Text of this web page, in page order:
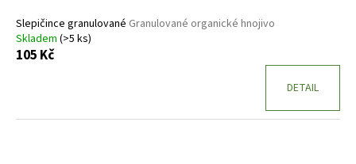
Slepičince granulované Granulované organické hnojivo
Skladem (>5 ks)
105 Kč
DETAIL